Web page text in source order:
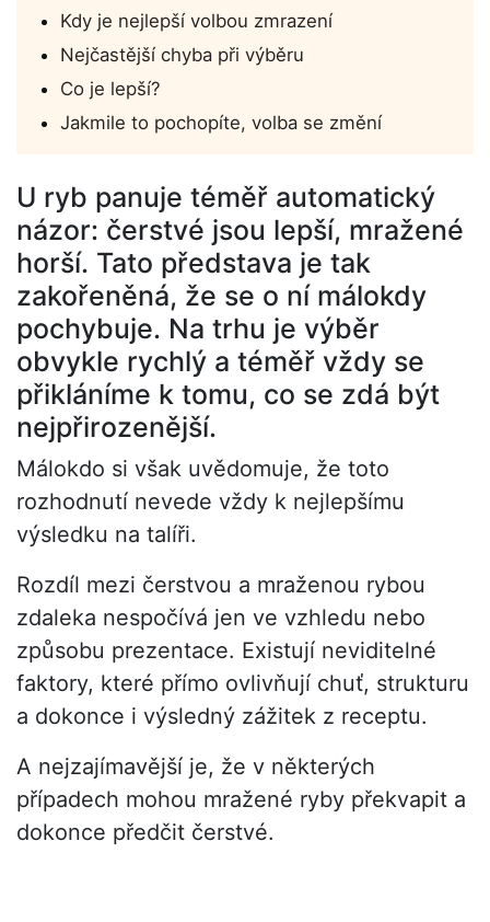
Kdy je nejlepší volbou zmrazení
Nejčastější chyba při výběru
Co je lepší?
Jakmile to pochopíte, volba se změní
U ryb panuje téměř automatický
názor: čerstvé jsou lepší, mražené
horší. Tato představa je tak
zakořeněná, že se o ní málokdy
pochybuje. Na trhu je výběr
obvykle rychlý a téměř vždy se
přikláníme k tomu, co se zdá být
nejpřirozenější.
Málokdo si však uvědomuje, že toto
rozhodnutí nevede vždy k nejlepšímu
výsledku na talíři.
Rozdíl mezi čerstvou a mraženou rybou
zdaleka nespočívá jen ve vzhledu nebo
způsobu prezentace. Existují neviditelné
faktory, které přímo ovlivňují chuť, strukturu
a dokonce i výsledný zážitek z receptu.
A nejzajímavější je, že v některých
případech mohou mražené ryby překvapit a
dokonce předčit čerstvé.